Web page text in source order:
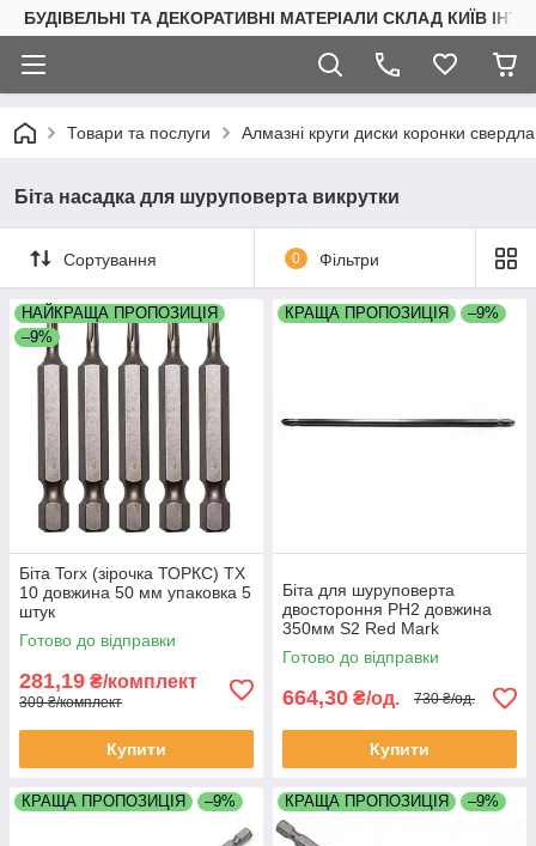
БУДІВЕЛЬНІ ТА ДЕКОРАТИВНІ МАТЕРІАЛИ СКЛАД КИЇВ
Товари та послуги Алмазні круги диски коронки
Біта насадка для шуруповерта викрутки
Сортування 0 Фільтри
НАЙКРАЩА ПРОПОЗИЦІЯ
–9%
Біта Torx (зірочка ТОРКС) TX
10 довжина 50 мм упаковка 5
штук
Готово до відправки
281,19 ₴/комплект
309 ₴/комплект
Купити
КРАЩА ПРОПОЗИЦІЯ –9%
Біта для шуруповерта
двостороння PH2 довжина
350мм S2 Red Mark
Готово до відправки
664,30 ₴/од. 730 ₴/од.
Купити
КРАЩА ПРОПОЗИЦІЯ –9% КРАЩА ПРОПОЗИЦІЯ –9%